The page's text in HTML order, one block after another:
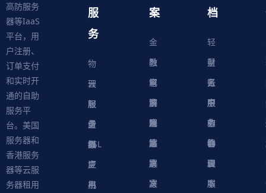
高防服务
器等IaaS
平台，用
户注册、
订单支付
和实时开
通的自助
服务平
台。美国
服务器和
香港服务
器等云服
务器租用
服
务
物
理
服
务
器
云
服
务
器
轻
量
级
应
用
虚
拟
主
机
SSL
证
书
案
金
融
解
决
方
案
教
育
解
决
方
案
电
商
解
决
方
案
游
戏
解
决
方
网
站
解
决
档
轻
量
云
服
务
器
财
务
中
心
账
户
中
心
服
务
协
议
软
件
脚
本
物
理
服
云
服